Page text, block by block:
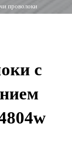
проволоки
с